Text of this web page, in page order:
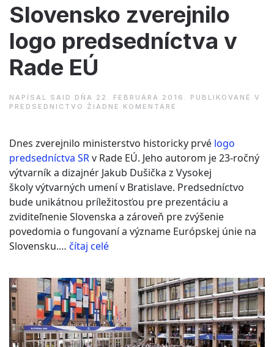
Slovensko zverejnilo
logo predsedníctva v
Rade EÚ
NAPÍSAL SAID DŇA 22. FEBRUÁRA 2016 . PUBLIKOVANÉ V
PREDSEDNICTVO
ŽIADNE KOMENTÁRE
PREDSEDNÍCTVA
RADE
EÚ
Dnes zverejnilo ministerstvo historicky prvé logo
predsedníctva SRv Rade EÚ. Jeho autorom je 23-ročný
výtvarník a dizajnér Jakub Dušička z Vysokej
školy výtvarných umení v Bratislave. Predsedníctvo
bude unikátnou príležitosťou pre prezentáciu a
zviditeľnenie Slovenska a zároveň pre zvýšenie
povedomia o fungovaní a význame Európskej únie na
Slovensku.… čítaj celé“Slovensko
logo
predsedníctva
v
Rade
EÚ”